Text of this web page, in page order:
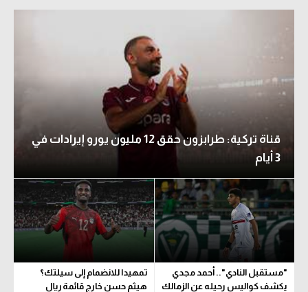
قناة تركية: طرابزون حقق 12 مليون يورو إيرادات في
3 أيام
"مستقبل النادي".. أحمد مجدي
يكشف كواليس رحيله عن الزمالك
تمهيدا للانضمام إلى سيلتك؟
هيثم حسن خارج قائمة ريال